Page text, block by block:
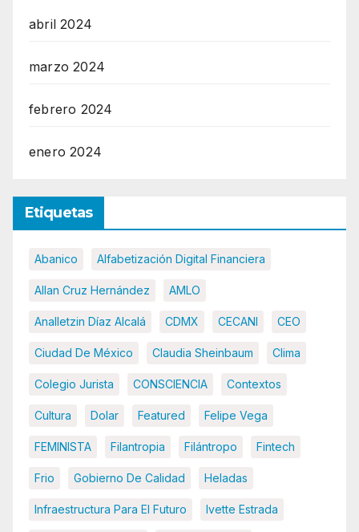
abril 2024
marzo 2024
febrero 2024
enero 2024
Etiquetas
Abanico Alfabetización Digital Financiera
Allan Cruz Hernández AMLO
Analletzin Díaz Alcalá CDMX CECANI CEO
Ciudad De México Claudia Sheinbaum Clima
Colegio Jurista CONSCIENCIA Contextos
Cultura Dolar Featured Felipe Vega
FEMINISTA Filantropia Filántropo Fintech
Frio Gobierno De Calidad Heladas
Infraestructura Para El Futuro Ivette Estrada